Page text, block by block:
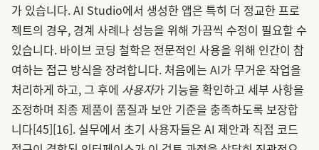
가 있습니다. AI Studio에서 생성한 앱은 특히 더 정교한 프로
젝트의 경우, 경계 사례나 성능을 위해 가끔씩 수정이 필요할 수
있습니다. 바이브 코딩 철학은 전문적인 사용을 위해 인간이 참
여하는 접근 방식을 장려합니다. 처음에는 AI가 무거운 작업을
처리하게 하고, 그 후에 사용자가 기능을 확인하고 세부 사항을
조정하며 최종 제품이 품질과 보안 기준을 충족하도록 보장합
니다[45][16]. 실무에서 초기 사용자들은 AI 제안과 직접 코드